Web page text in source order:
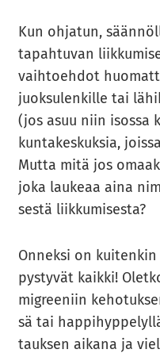
Kun oh­ja­tun,
ta­pah­tu­van
vaih­toeh­dot
juok­su­len­kil­le tai
(jos asuu niin isos­sa
kun­ta­kes­kuk­sia,
Mutta mitä jos
joka lau­ke­aa aina
ses­tä liik­ku­mi­ses­ta?
On­nek­si on kui­ten­kin
pys­ty­vät kaik­ki!
migree­niin
sä tai
tauk­sen ai­ka­na ja